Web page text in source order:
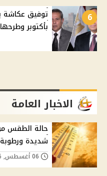
6
بأكتوبر
الاخبار العامة
حالة الطقس من
شديدة ورطوبة